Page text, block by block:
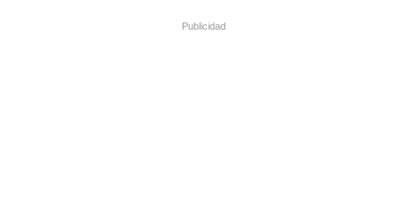
Publicidad